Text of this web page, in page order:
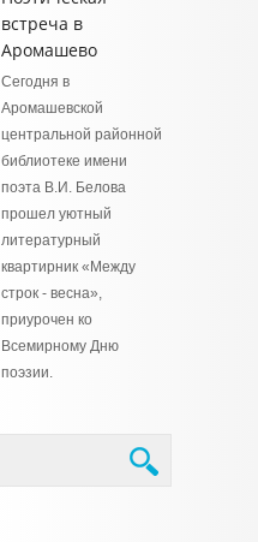
встреча в
Аромашево
Сегодня в
Аромашевской
центральной районной
библиотеке имени
поэта В.И. Белова
прошел уютный
литературный
квартирник «Между
строк - весна»,
приурочен ко
Всемирному Дню
поэзии.